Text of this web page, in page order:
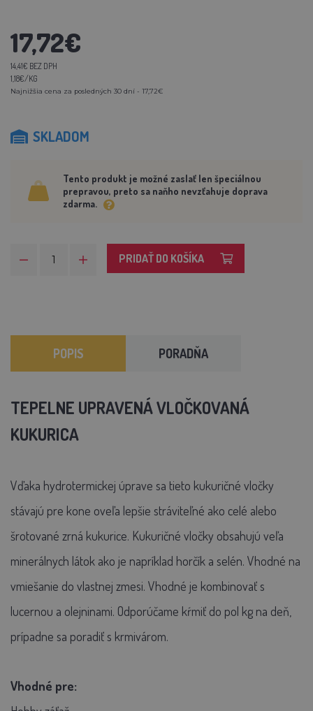
17,72€
14,41€ BEZ DPH
1,18€/KG
Najnižšia cena za posledných 30 dní - 17,72€
SKLADOM
Tento produkt je možné zaslať len špeciálnou
prepravou, preto sa naňho nevzťahuje doprava
zdarma.
PRIDAŤ DO KOŠÍKA
POPIS PORADŇA
TEPELNE UPRAVENÁ VLOČKOVANÁ
KUKURICA
Vďaka hydrotermickej úprave sa tieto kukuričné vločky
stávajú pre kone oveľa lepšie stráviteľné ako celé alebo
šrotované zrná kukurice. Kukuričné vločky obsahujú veľa
minerálnych látok ako je napríklad horčík a selén. Vhodné na
vmiešanie do vlastnej zmesi. Vhodné je kombinovať s
lucernou a olejninami. Odporúčame kŕmiť do pol kg na deň,
prípadne sa poradiť s krmivárom.
Vhodné pre: